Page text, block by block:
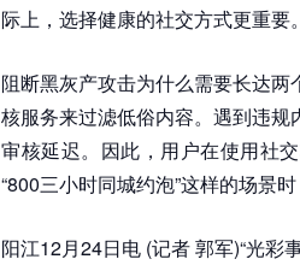
际上，选择健康的社交方式更重要。
阻断黑灰产攻击为什么需要长达
核服务来过滤低俗内容。遇到违
审核延迟。因此，用户在使用社
“800三小时同城约泡”这样的场景
阳江12月24日电 (记者 郭军)“光彩